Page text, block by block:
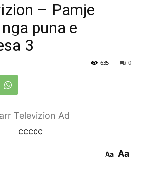
– Pamje
puna e
3
0
635
Televizion Ad
ccccc
Aa Aa